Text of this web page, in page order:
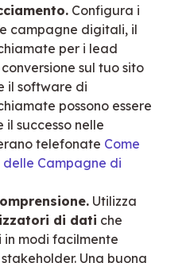
Configura i
campagne digitali, il
per i lead
sul tuo sito
il software di
possono essere
il successo nelle
telefonate Come
delle Campagne di
Utilizza
di dati che
in modi facilmente
Una buona